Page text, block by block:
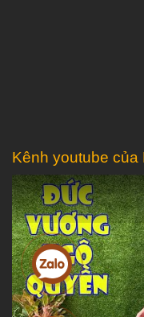
Kênh youtube của